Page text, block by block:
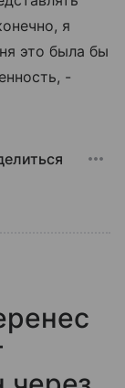
я
это была бы
-